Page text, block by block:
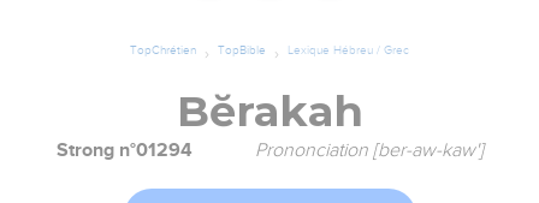
TopChrétien TopBible Lexique Hébreu / Grec
Bĕrakah
Strong n°01294 Prononciation [ber-aw-kaw']